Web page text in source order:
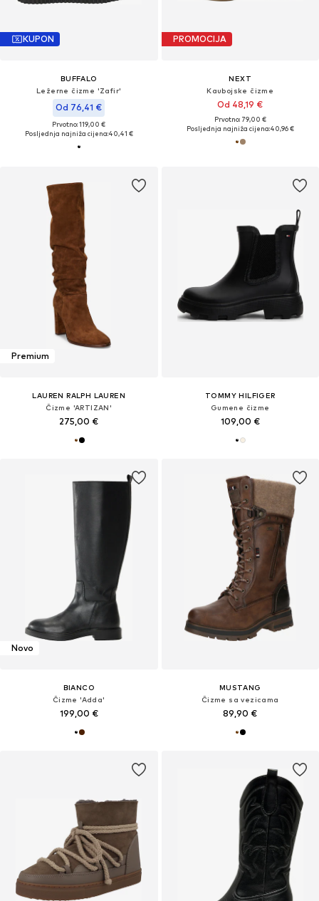
KUPON
BUFFALO
Ležerne čizme 'Zafir'
Od 76,41 €
Prvotno: 119,00 €
Posljednja najniža cijena:40,41 €
PROMOCIJA
NEXT
Kaubojske čizme
Od 48,19 €
Prvotno: 79,00 €
Posljednja najniža cijena:40,96 €
Premium
LAUREN RALPH LAUREN
Čizme 'ARTIZAN'
275,00 €
TOMMY HILFIGER
Gumene čizme
109,00 €
Novo
BIANCO
Čizme 'Adda'
199,00 €
MUSTANG
Čizme sa vezicama
89,90 €